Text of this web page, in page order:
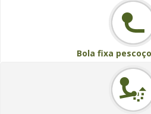
Bola fixa